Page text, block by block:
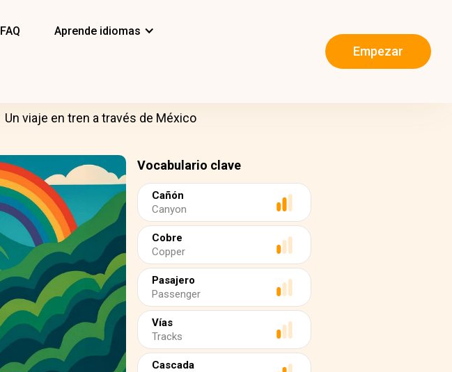
FAQ Aprende idiomas
Empezar
Un viaje en tren a través de México
Vocabulario clave
Cañón
Canyon
Cobre
Copper
Pasajero
Passenger
Vías
Tracks
Cascada